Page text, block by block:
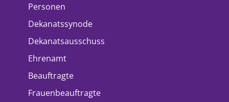
Personen
Dekanatssynode
Dekanatsausschuss
Ehrenamt
Beauftragte
Frauenbeauftragte